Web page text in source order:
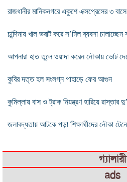
রাজধানীর মানিকনগরে একুশে এক্সপ্রেসের ৩
চান্দিনায় খাল ভরাট করে স’মিল ব্যবসা
আপনারা হাত তুলে ওয়াদা করেন নৌকায় ভোট
কুবির দত্ত হল সংলগ্ন পাহাড়ে ফের আগুন
কুমিল্লায় বাস ও ট্রাক নিয়ন্ত্রণ হারিয়ে রাস্তার
জলাবদ্ধতায় আটকে পড়া শিক্ষার্থীদের নৌকা
গ্যালারী
ads